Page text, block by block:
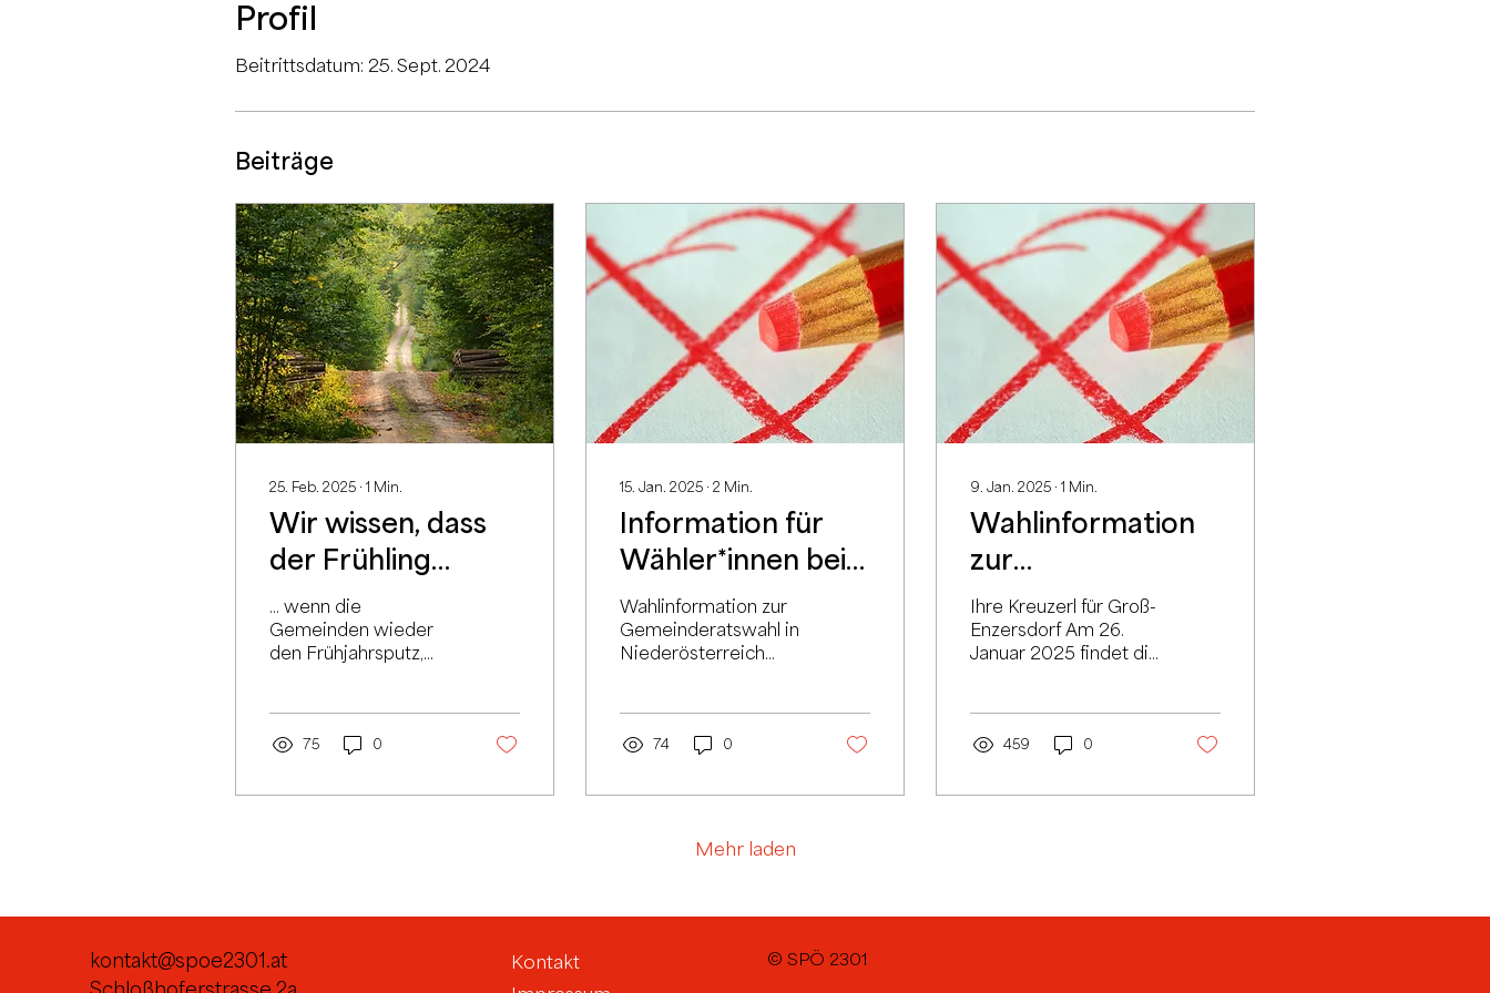
Profil
Beitrittsdatum: 25. Sept. 2024
Beiträge
25. Feb. 2025 ∙ 1 Min.
Wir wissen, dass
der Frühling
kommt ...
... wenn die
Gemeinden wieder
den Frühjahrsputz,
ankündigen. Einmal
75 0
15. Jan. 2025 ∙ 2 Min.
Information für
Wähler*innen bei
der
Gemeinderatswahl
2025
Wahlinformation zur
Gemeinderatswahl in
Niederösterreich
74 0
9. Jan. 2025 ∙ 1 Min.
Wahlinformation
zur
Gemeinderatswahl
2025 in Groß-
Enzersdorf
Ihre Kreuzerl für Groß-
Enzersdorf Am 26.
Januar 2025 findet die
wichtigsten...
459 0
Mehr laden
kontakt@spoe2301.at
Kontakt
© SPÖ 2301